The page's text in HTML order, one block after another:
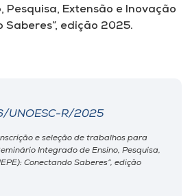
Pesquisa, Extensão e Inovação
Saberes”, edição 2025.
UNOESC-R/2025
e seleção de trabalhos para
Integrado de Ensino, Pesquisa,
Conectando Saberes”, edição